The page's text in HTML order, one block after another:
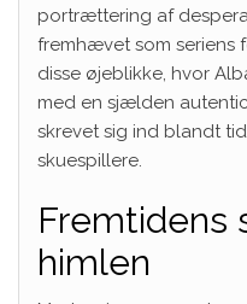
portrættering af
fremhævet som seriens
disse øjeblikke, hvor
med en sjælden
skrevet sig ind blandt
skuespillere.
Fremtidens
himlen